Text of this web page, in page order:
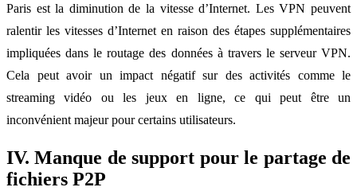
Paris est la diminution de la vitesse d’Internet. Les VPN peuvent
ralentir les vitesses d’Internet en raison des étapes supplémentaires
impliquées dans le routage des données à travers le serveur VPN.
Cela peut avoir un impact négatif sur des activités comme le
streaming vidéo ou les jeux en ligne, ce qui peut être un
inconvénient majeur pour certains utilisateurs.
IV. Manque de support pour le partage de
fichiers P2P